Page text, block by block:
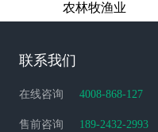
农林牧渔业
联系我们
在线咨询 4008-868-127
售前咨询 189-2432-2993